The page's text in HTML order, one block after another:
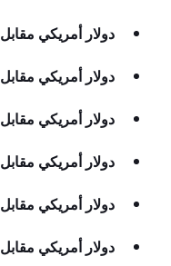
دولار أمريكي مقابل 250.35 ريال يمني
دولار أمريكي مقابل 6.87 يوان صيني
دولار أمريكي مقابل 134.17 ين ياباني
دولار أمريكي مقابل 42,250.00 ريال إيراني
دولار أمريكي مقابل 82.77 روبية هندية
دولار أمريكي مقابل 260.40 روبية باكستانية